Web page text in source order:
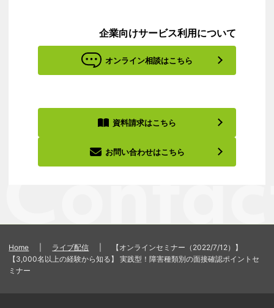
企業向けサービス利用について
オンライン相談はこちら
資料請求はこちら
お問い合わせはこちら
Home ライブ配信
【オンラインセミナー（2022/7/12）】
【3,000名以上の経験から知る】 実践型！障害種類別の面接確認ポイントセ
ミナー